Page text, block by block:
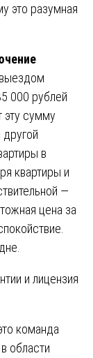
это разумная
000 рублей
эту сумму
в
квартиры и
—
цена за
и лицензия
команда
области